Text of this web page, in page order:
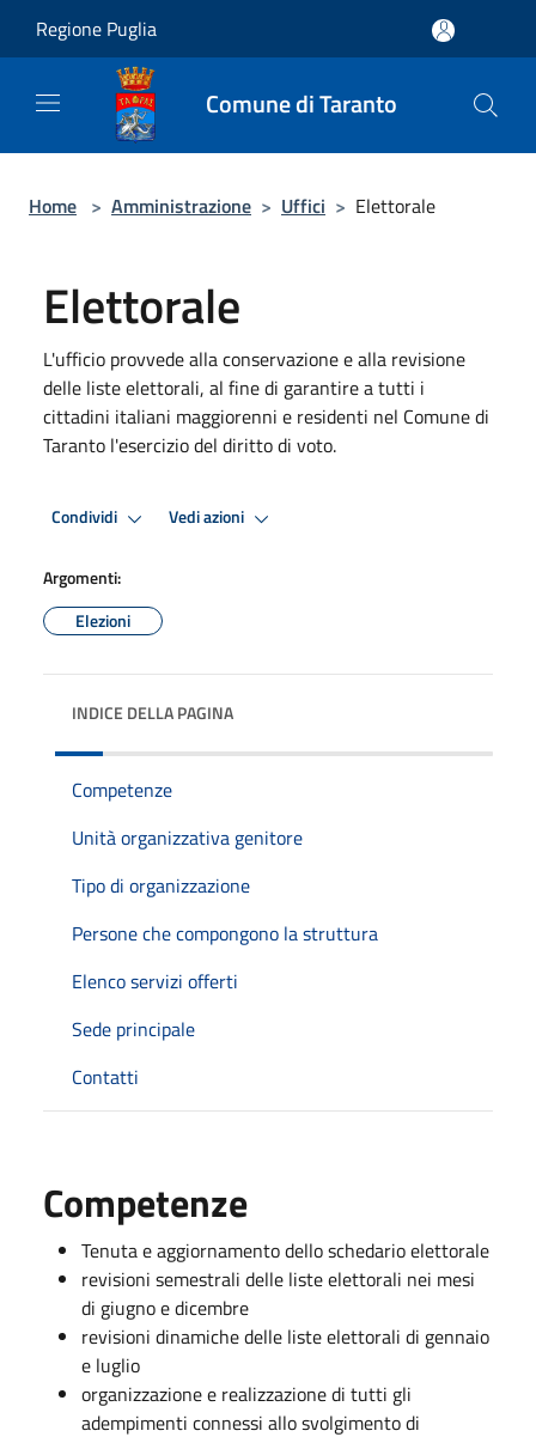
Regione Puglia
Comune di Taranto
Home > Amministrazione > Uffici > Elettorale
Elettorale
L'ufficio provvede alla conservazione e alla revisione
delle liste elettorali, al fine di garantire a tutti i
cittadini italiani maggiorenni e residenti nel Comune di
Taranto l'esercizio del diritto di voto.
Condividi Vedi azioni
Argomenti:
Elezioni
INDICE DELLA PAGINA
Competenze
Unità organizzativa genitore
Tipo di organizzazione
Persone che compongono la struttura
Elenco servizi offerti
Sede principale
Contatti
Competenze
Tenuta e aggiornamento dello schedario elettorale
revisioni semestrali delle liste elettorali nei mesi
di giugno e dicembre
revisioni dinamiche delle liste elettorali di gennaio
e luglio
organizzazione e realizzazione di tutti gli
adempimenti connessi allo svolgimento di